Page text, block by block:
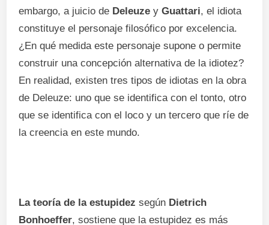
embargo, a juicio de Deleuze yGuattari, el idiota
constituye el personaje filosófico por excelencia.
¿En qué medida este personaje supone o permite
construir una concepción alternativa de la idiotez?
En realidad, existen tres tipos de idiotas en la obra
de Deleuze: uno que se identifica con el tonto, otro
que se identifica con el loco y un tercero que ríe de
la creencia en este mundo.
La teoría de la estupidez según Dietrich
Bonhoeffer, sostiene que la estupidez es más